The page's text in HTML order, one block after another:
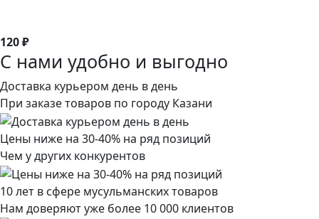
120 ₽
С нами удобно и выгодно
Доставка курьером день в день
При заказе товаров по городу Казани
Цены ниже на 30-40% на ряд позиций
Чем у других конкурентов
10 лет в сфере мусульманских товаров
Нам доверяют уже более 10 000 клиентов